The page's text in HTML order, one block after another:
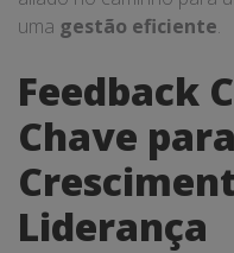
uma gestão eficiente.
Feedback
Chave
Liderança